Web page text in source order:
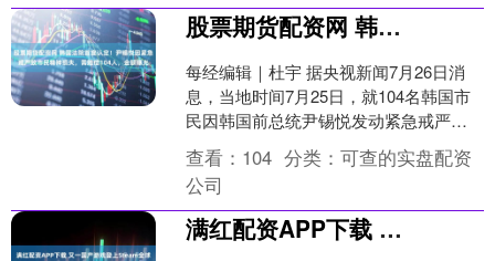
股票期货配资网 韩国法院首度认定！尹锡悦因紧急戒严致市民精神损失，需赔偿104人，金额曝光
每经编辑｜杜宇 据央视新闻7月26日消
息，当地时间7月25日，就104名韩国市
民因韩国前总统尹锡悦发动紧急戒严受
到精神伤害要求赔偿一案，韩国首尔中
央地方法院作出....
查看： 104 分类：可查的实盘配资
公司
满红配资APP下载 又一国产游戏登上Steam全球热销榜 能否复刻黑神话奇迹？